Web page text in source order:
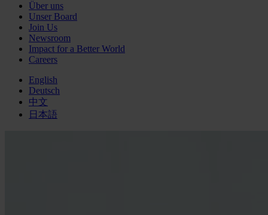
Über uns
Unser Board
Join Us
Newsroom
Impact for a Better World
Careers
English
Deutsch
中文
日本語